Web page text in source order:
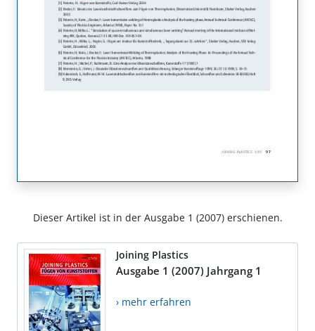
Dieser Artikel ist in der Ausgabe 1 (2007) erschienen.
Joining Plastics
Ausgabe 1 (2007) Jahrgang 1
› mehr erfahren